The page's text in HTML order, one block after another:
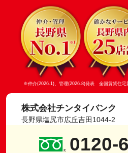
※仲介(2026.1)、管理(2026.8)発表 全国賃貸住宅
株式会社チンタイバンク
長野県塩尻市広丘吉田1044-2
0120-